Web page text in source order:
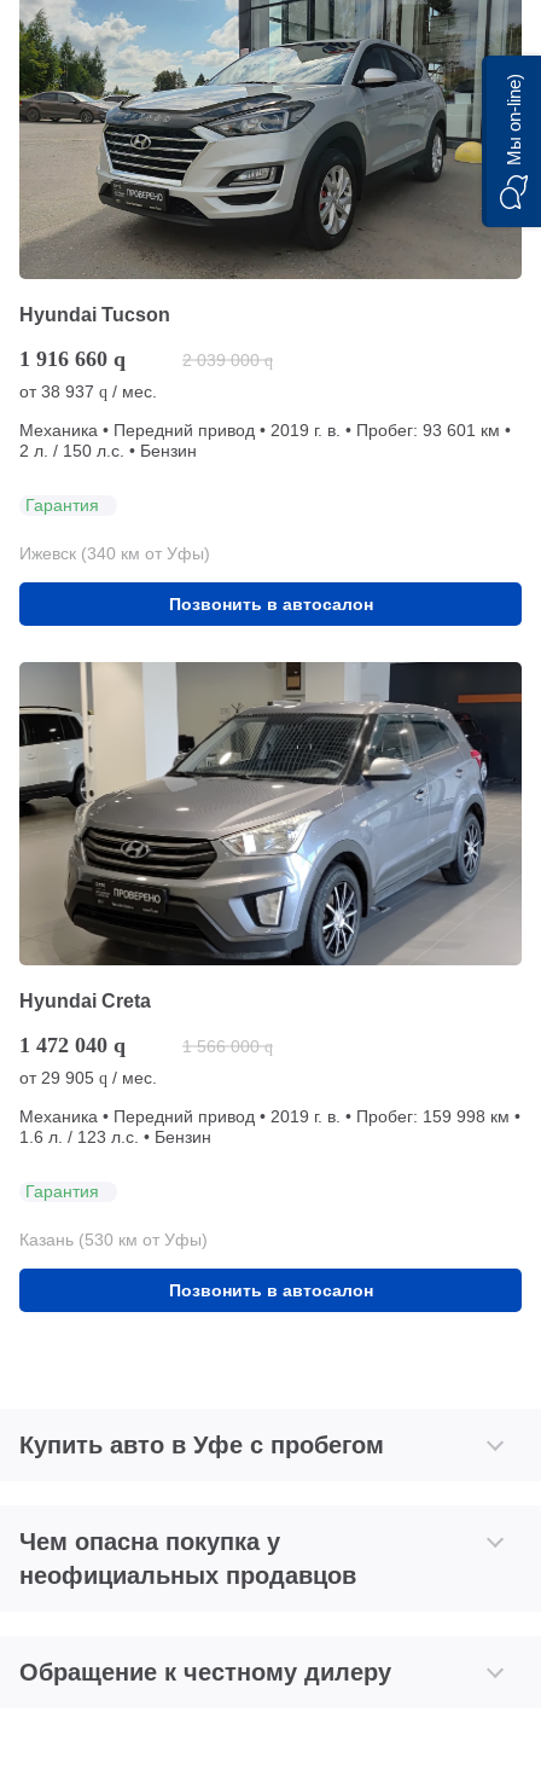
Hyundai Tucson
1 916 660 q 2 039 000 q
от38 937 q / мес.
Механика • Передний привод • 2019 г. в. • Пробег: 93 601 км •
2 л. / 150 л.с. • Бензин
Гарантия
Ижевск (340 км от Уфы)
Позвонить в автосалон
Hyundai Creta
1 472 040 q 1 566 000 q
от 29 905 q / мес.
Механика • Передний привод • 2019 г. в. • Пробег: 159 998 км •
1.6 л. / 123 л.с. • Бензин
Гарантия
Казань (530 км от Уфы)
Позвонить в автосалон
Купить авто в Уфе с пробегом
Чем опасна покупка у
неофициальных продавцов
Обращение к честному дилеру
Мы on-line)